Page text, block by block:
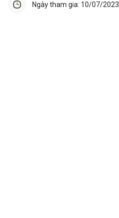
Ngày tham gia: 10/07/2023